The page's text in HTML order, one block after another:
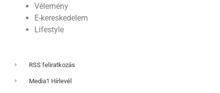
Vélemény
E-kereskedelem
Lifestyle
RSS feliratkozás
Media1 Hírlevél